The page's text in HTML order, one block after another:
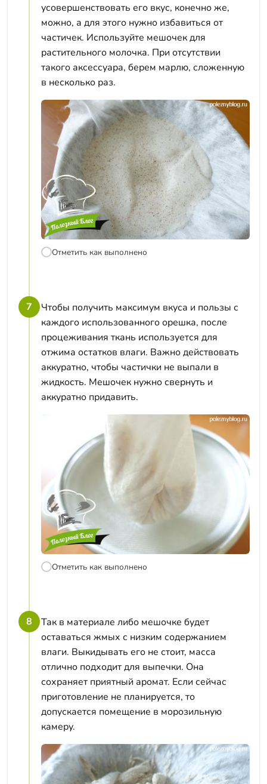
усовершенствовать его вкус, конечно же,
можно, а для этого нужно избавиться от
частичек. Используйте мешочек для
растительного молочка. При отсутствии
такого аксессуара, берем марлю, сложенную
в несколько раз.
Отметить как выполнено
7
Чтобы получить максимум вкуса и пользы с
каждого использованного орешка, после
процеживания ткань используется для
отжима остатков влаги. Важно действовать
аккуратно, чтобы частички не выпали в
жидкость. Мешочек нужно свернуть и
аккуратно придавить.
Отметить как выполнено
8
Так в материале либо мешочке будет
оставаться жмых с низким содержанием
влаги. Выкидывать его не стоит, масса
отлично подходит для выпечки. Она
сохраняет приятный аромат. Если сейчас
приготовление не планируется, то
допускается помещение в морозильную
камеру.